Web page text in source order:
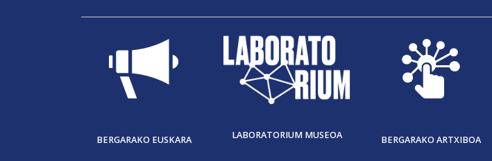
BERGARAKO EUSKARA LABORATORIUM MUSEOA BERGARAKO ARTXIBOA